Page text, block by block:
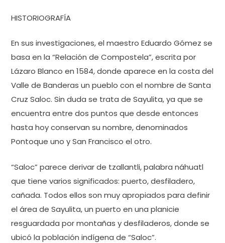
HISTORIOGRAFÍA
En sus investigaciones, el maestro Eduardo Gómez se
basa en la “Relación de Compostela”, escrita por
Lázaro Blanco en 1584, donde aparece en la costa del
Valle de Banderas un pueblo con el nombre de Santa
Cruz Saloc. Sin duda se trata de Sayulita, ya que se
encuentra entre dos puntos que desde entonces
hasta hoy conservan su nombre, denominados
Pontoque uno y San Francisco el otro.
“Saloc” parece derivar de tzallantli, palabra náhuatl
que tiene varios significados: puerto, desfiladero,
cañada. Todos ellos son muy apropiados para definir
el área de Sayulita, un puerto en una planicie
resguardada por montañas y desfiladeros, donde se
ubicó la población indígena de “Saloc”.